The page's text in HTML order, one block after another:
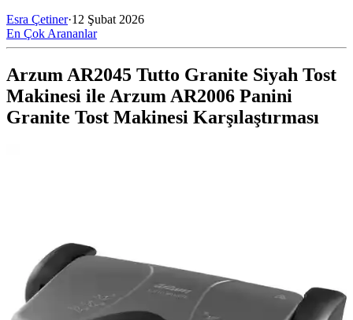
Esra Çetiner·12 Şubat 2026
En Çok Arananlar
Arzum AR2045 Tutto Granite Siyah Tost
Makinesi ile Arzum AR2006 Panini
Granite Tost Makinesi Karşılaştırması